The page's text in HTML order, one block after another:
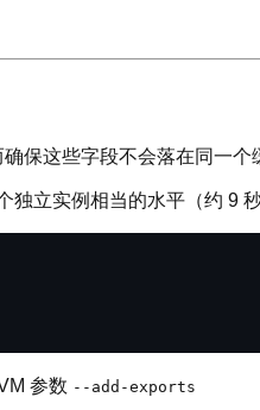
确保这些字段不会落在同一个
立实例相当的水平（约 9 秒
参数 --add-exports